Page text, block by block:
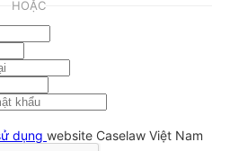
HOẶC
dụng website Caselaw Việt Nam